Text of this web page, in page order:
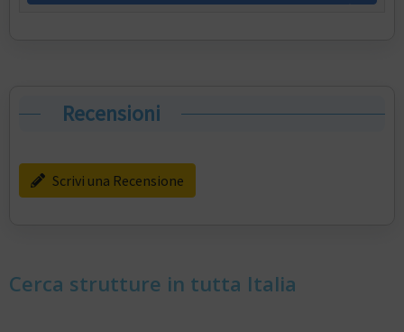
Recensioni
Scrivi una Recensione
Cerca strutture in tutta Italia